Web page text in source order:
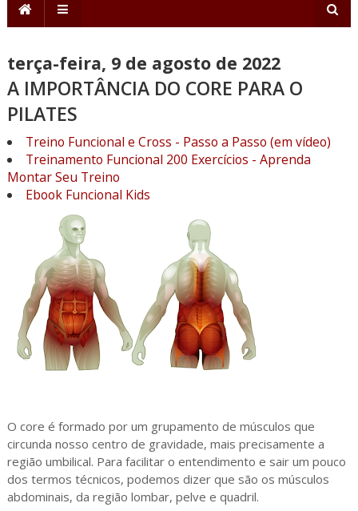
terça-feira, 9 de agosto de 2022
A IMPORTÂNCIA DO CORE PARA O
PILATES
Treino Funcional e Cross - Passo a Passo (em vídeo)
Treinamento Funcional 200 Exercícios - Aprenda
Montar Seu Treino
Ebook Funcional Kids
O core é formado por um grupamento de músculos que
circunda nosso centro de gravidade, mais precisamente a
região umbilical. Para facilitar o entendimento e sair um pouco
dos termos técnicos, podemos dizer que são os músculos
abdominais, da região lombar, pelve e quadril.